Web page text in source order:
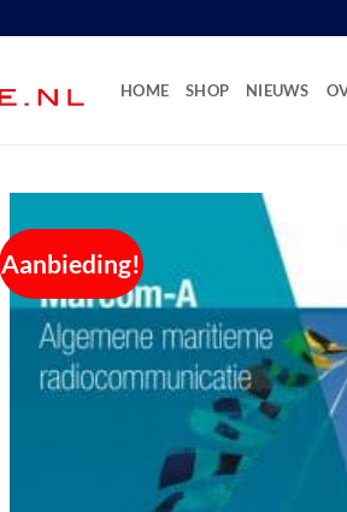
HOME SHOP NIEUWS
Aanbieding!